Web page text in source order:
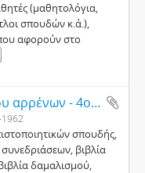
(μαθητολόγια,
σπουδών κ.ά.),
αφορούν στο
Αρχείο 1ου Δημοτικού σχολείου αρρένων - 4ου Δημοτικού σχολείου (μικτού) Καλαμάτας
σπουδής,
βιβλία
δαμαλισμού,